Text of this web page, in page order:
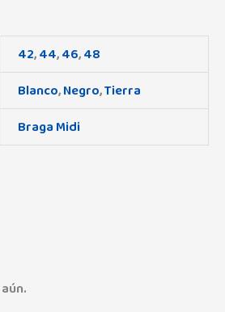
42,44,46,48
Blanco,Negro,Tierra
Braga Midi